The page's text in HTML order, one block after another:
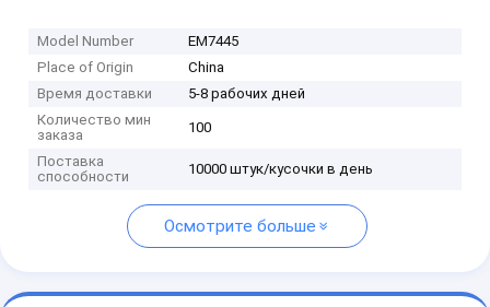
Model Number
EM7445
Place of Origin
China
Время доставки
5-8 рабочих дней
Количество мин
заказа
100
Поставка
способности
10000 штук/кусочки в день
Осмотрите больше